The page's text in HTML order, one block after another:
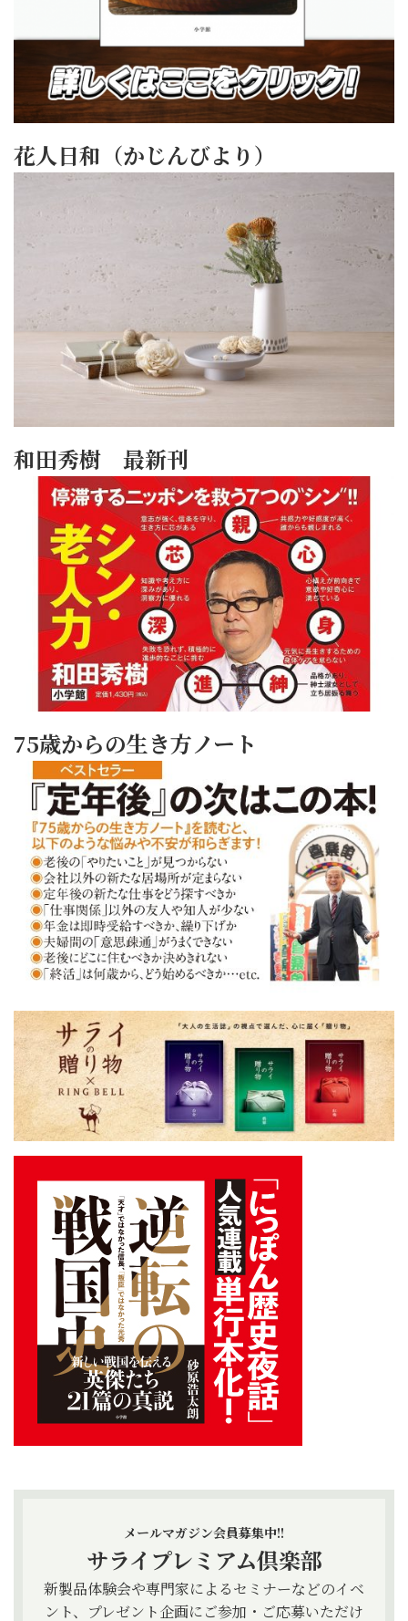
花人日和（かじんびより）
和田秀樹 最新刊
75歳からの生き方ノート
メールマガジン会員募集中!!
サライプレミアム倶楽部
新製品体験会や専門家によるセミナーなどのイベ
ント、プレゼント企画にご参加・ご応募いただけ